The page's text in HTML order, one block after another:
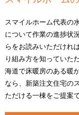
スマイルホーム代表の
について作業の進捗状
らをお読みいただけれ
り組み方を知っていた
海道で床暖房のある暖
なら、新築注文住宅の
ただける一棟をご提案